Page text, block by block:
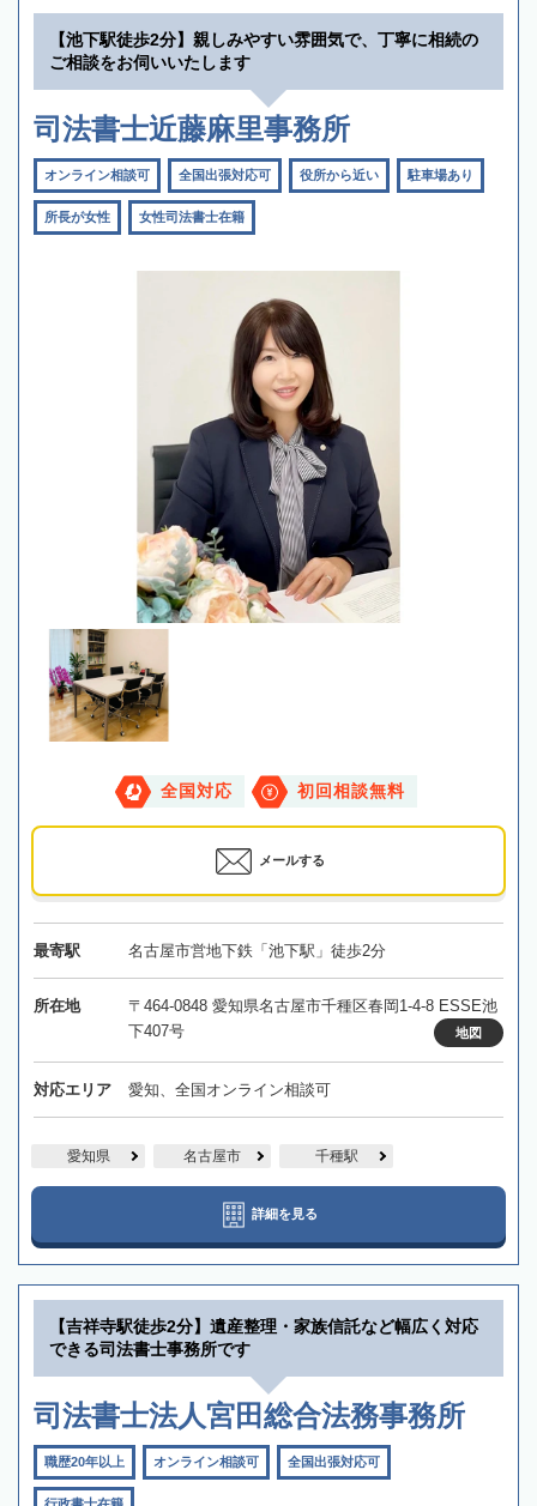
【池下駅徒歩2分】親しみやすい雰囲気で、丁寧に相続の
ご相談をお伺いいたします
司法書士近藤麻里事務所
オンライン相談可 全国出張対応可 役所から近い 駐車場あり
所長が女性 女性司法書士在籍
全国対応 初回相談無料
メールする
最寄駅 名古屋市営地下鉄「池下駅」徒歩2分
所在地
〒464-0848 愛知県名古屋市千種区春岡1-4-8 ESSE池
下407号
地図
対応エリア 愛知、全国オンライン相談可
愛知県 名古屋市 千種駅
詳細を見る
【吉祥寺駅徒歩2分】遺産整理・家族信託など幅広く対応
できる司法書士事務所です
司法書士法人宮田総合法務事務所
職歴20年以上 オンライン相談可 全国出張対応可